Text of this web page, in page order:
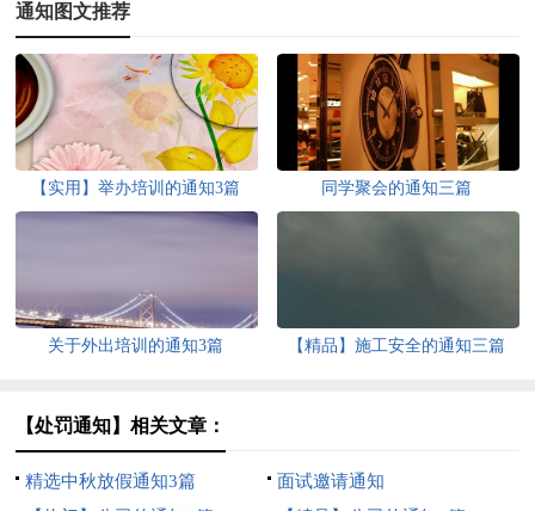
通知图文推荐
【实用】举办培训的通知3篇 同学聚会的通知三篇
关于外出培训的通知3篇 【精品】施工安全的通知三篇
【处罚通知】相关文章：
精选中秋放假通知3篇
面试邀请通知